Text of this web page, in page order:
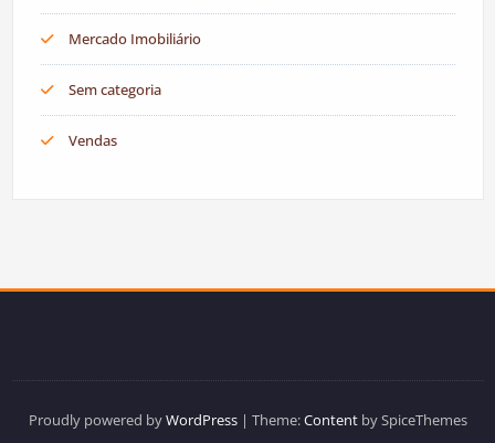
Mercado Imobiliário
Sem categoria
Vendas
Proudly powered byWordPress| Theme:Contentby SpiceThemes